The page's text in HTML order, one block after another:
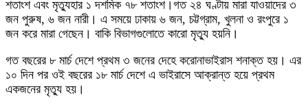
শতাংশ এবং মৃত্যুহার ১ দশমিক ৭৮ শতাংশ।গত ২৪ ঘণ্টায় মারা যাওয়াদের ৩
জন পুরুষ, ৬ জন নারী। এ সময়ে ঢাকায় ৬ জন, চট্টগ্রাম, খুলনা ও রংপুরে ১
জন করে মারা গেছেন। বাকি বিভাগগুলোতে কারো মৃত্যু হয়নি।
গত বছরের ৮ মার্চ দেশে প্রথম ৩ জনের দেহে করোনাভাইরাস শনাক্ত হয়। এর
১০ দিন পর ওই বছরের ১৮ মার্চ দেশে এ ভাইরাসে আক্রান্ত হয়ে প্রথম
একজনের মৃত্যু হয়।